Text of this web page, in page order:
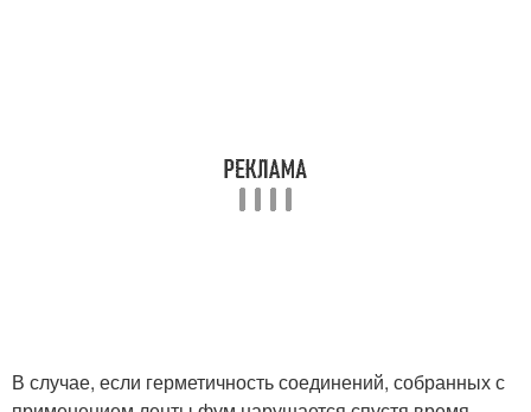
В случае, если герметичность соединений, собранных с